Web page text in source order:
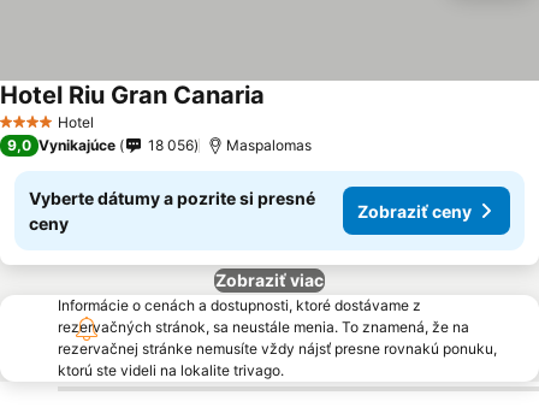
4 Počet hviezdičiek
Hotel
Hotel Riu Gran Canaria
9,0 Vynikajúce 18 056 Maspalomas
Vyberte dátumy a pozrite si presné
ceny
Zobraziť ceny
Zobraziť viac
Informácie o cenách a dostupnosti, ktoré dostávame z
rezervačných stránok, sa neustále menia. To znamená, že na
rezervačnej stránke nemusíte vždy nájsť presne rovnakú ponuku,
ktorú ste videli na lokalite trivago.